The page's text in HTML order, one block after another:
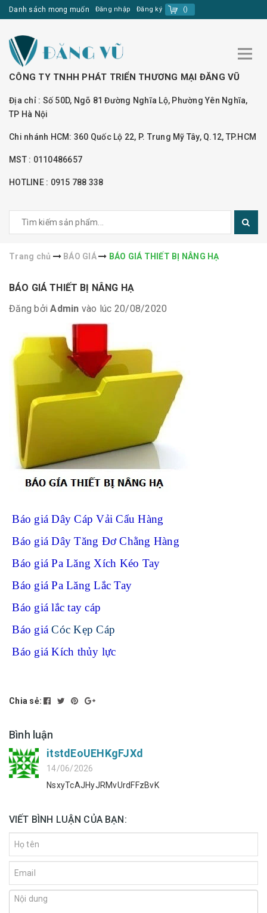
Danh sách mong muốn Đăng nhập Đăng ký ()
CÔNG TY TNHH PHÁT TRIỂN THƯƠNG MẠI ĐĂNG VŨ
Địa chỉ : Số 50D, Ngõ 81 Đường Nghĩa Lộ, Phường Yên Nghĩa,
TP Hà Nội
Chi nhánh HCM: 360 Quốc Lộ 22, P. Trung Mỹ Tây, Q.12, TP.HCM
MST : 0110486657
HOTLINE : 0915 788 338
Trang chủ BÁO GIÁ BÁO GIÁ THIẾT BỊ NÂNG HẠ
BÁO GIÁ THIẾT BỊ NÂNG HẠ
Đăng bởiAdmin vào lúc 20/08/2020
Báo giá Dây Cáp Vải Cẩu Hàng
Báo giá Dây Tăng Đơ Chằng Hàng
Báo giá Pa Lăng Xích Kéo Tay
Báo giá Pa Lăng Lắc Tay
Báo giá lắc tay cáp
Báo giáCóc Kẹp Cáp
Báo giá Kích thủy lực
Chia sẻ:
Bình luận
itstdEoUEHKgFJXd
14/06/2026
NsxyTcAJHyJRMvUrdFFzBvK
VIẾT BÌNH LUẬN CỦA BẠN: